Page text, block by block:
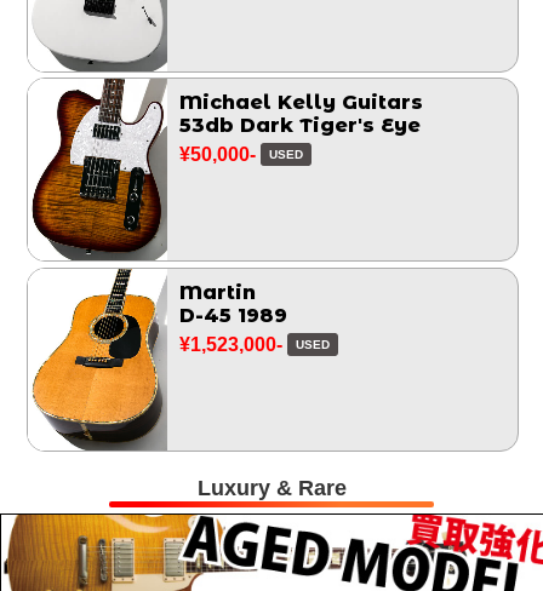
Michael Kelly Guitars
53db Dark Tiger's Eye
¥50,000- USED
Martin
D-45 1989
¥1,523,000- USED
Luxury & Rare